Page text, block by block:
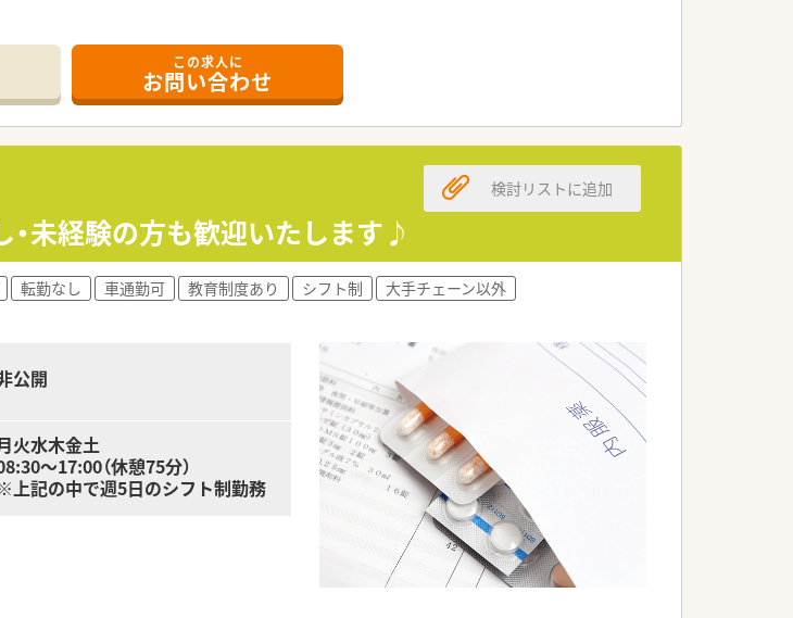
この求人に
お問い合わせ
未経験の方も歓迎いたします♪
検討リストに追加
転勤なし 車通勤可 教育制度あり シフト制
大手チェーン以外
公開
火水木金土
～17:00（休憩75分）
上記の中で週5日のシフト制勤務